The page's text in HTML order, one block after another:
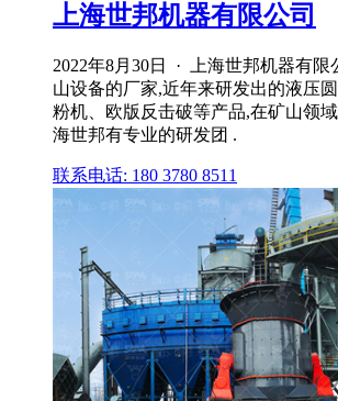
上海世邦机器有限公司
2022年8月30日 · 上海世邦机器有限
山设备的厂家,近年来研发出的液压
粉机、欧版反击破等产品,在矿山领
海世邦有专业的研发团 .
联系电话: 180 3780 8511